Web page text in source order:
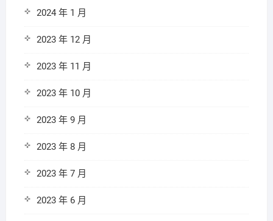
2024 年 1 月
2023 年 12 月
2023 年 11 月
2023 年 10 月
2023 年 9 月
2023 年 8 月
2023 年 7 月
2023 年 6 月